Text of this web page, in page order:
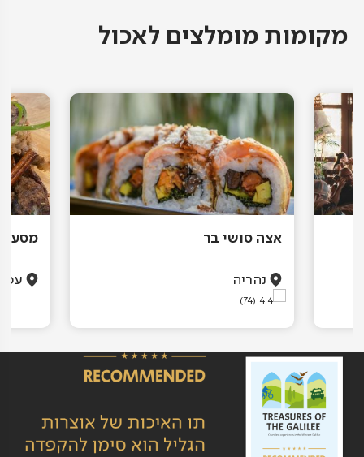
מקומות מומלצים לאכול
אצה סושי בר
נהריה
4.4
(74)
עכו